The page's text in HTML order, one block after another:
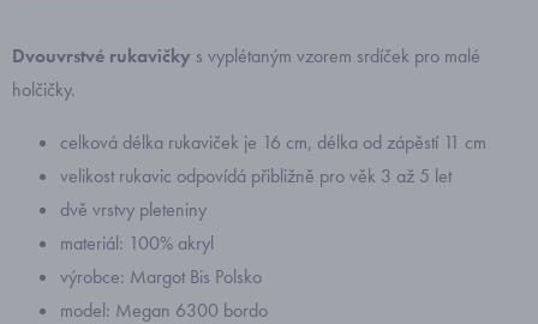
Dvouvrstvé rukavičky s vyplétaným vzorem srdíček pro malé
holčičky.
celková délka rukaviček je 16 cm, délka od zápěstí 11 cm
velikost rukavic odpovídá přibližně pro věk 3 až 5 let
dvě vrstvy pleteniny
materiál: 100% akryl
výrobce: Margot Bis Polsko
model: Megan 6300 bordo